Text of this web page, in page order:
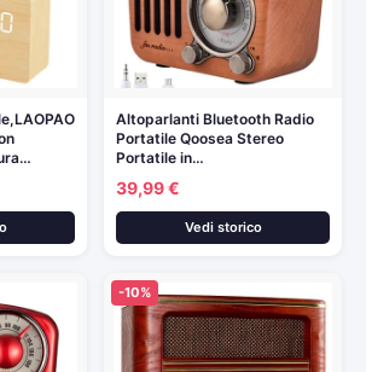
Altoparlanti Bluetooth Radio
Portatile Qoosea Stereo
Portatile in…
39,99 €
Vedi storico
-10%